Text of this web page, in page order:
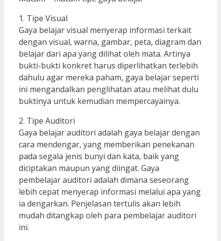
1. Tipe Visual
Gaya belajar visual menyerap informasi terkait
dengan visual, warna, gambar, peta, diagram dan
belajar dari apa yang dilihat oleh mata. Artinya
bukti-bukti konkret harus diperlihatkan terlebih
dahulu agar mereka paham, gaya belajar seperti
ini mengandalkan penglihatan atau melihat dulu
buktinya untuk kemudian mempercayainya.
2. Tipe Auditori
Gaya belajar auditori adalah gaya belajar dengan
cara mendengar, yang memberikan penekanan
pada segala jenis bunyi dan kata, baik yang
diciptakan maupun yang diingat. Gaya
pembelajar auditori adalah dimana seseorang
lebih cepat menyerap informasi melalui apa yang
ia dengarkan. Penjelasan tertulis akan lebih
mudah ditangkap oleh para pembelajar auditori
ini.